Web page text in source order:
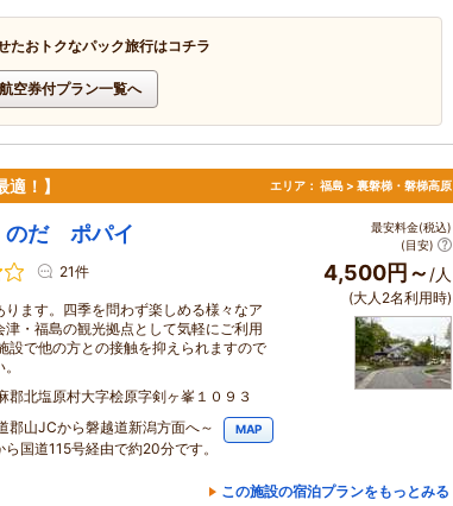
たおトクなパック旅行はコチラ
航空券付プラン一覧へ
！】 エリア： 福島 > 裏磐梯・磐梯高原
だ ポパイ
21件
ます。四季を問わず楽しめる様々なア
津・福島の観光拠点として気軽にご利用
設で他の方との接触を抑えられますので
郡北塩原村大字桧原字剣ヶ峯１０９３
郡山JCから磐越道新潟方面へ～
国道115号経由で約20分です。
MAP
最安料金(税込)
(目安)
4,500円～ /人
(大人2名利用時)
この施設の宿泊プランをもっとみる